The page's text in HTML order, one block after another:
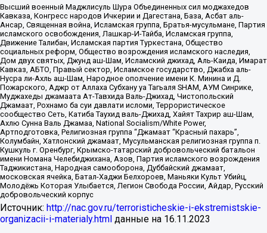
Высший военный Маджлисуль Шура Объединенных сил моджахедов
Кавказа, Конгресс народов Ичкерии и Дагестана, База, Асбат аль-
Ансар, Священная война, Исламская группа, Братья-мусульмане, Партия
исламского освобождения, Лашкар-И-Тайба, Исламская группа,
Движение Талибан, Исламская партия Туркестана, Общество
социальных реформ, Общество возрождения исламского наследия,
Дом двух святых, Джунд аш-Шам, Исламский джихад, Аль-Каида, Имарат
Кавказ, АБТО, Правый сектор, Исламское государство, Джабха аль-
Нусра ли-Ахль аш-Шам, Народное ополчение имени К. Минина и Д.
Пожарского, Аджр от Аллаха Субхану уа Тагьаля SHAM, АУМ Синрике,
Муджахеды джамаата Ат-Тавхида Валь-Джихад, Чистопольский
Джамаат, Рохнамо ба суи давлати исломи, Террористическое
сообщество Сеть, Катиба Таухид валь-Джихад, Хайят Тахрир аш-Шам,
Ахлю Сунна Валь Джамаа, National Socialism/White Power,
Артподготовка, Религиозная группа “Джамаат “Красный пахарь”,
Колумбайн, Хатлонский джамаат, Мусульманская религиозная группа п.
Кушкуль г. Оренбург, Крымско-татарский добровольческий батальон
имени Номана Челебиджихана, Азов, Партия исламского возрождения
Таджикистана, Народная самооборона, Дуббайский джамаат,
московская ячейка, Батал-Хаджи Белхороев, Маньяки Культ Убийц,
Молодёжь Которая Улыбается, Легион Свобода России, Айдар, Русский
добровольческий корпус
Источник: http://nac.gov.ru/terroristicheskie-i-ekstremistskie-
organizacii-i-materialy.html данные на 16.11.2023